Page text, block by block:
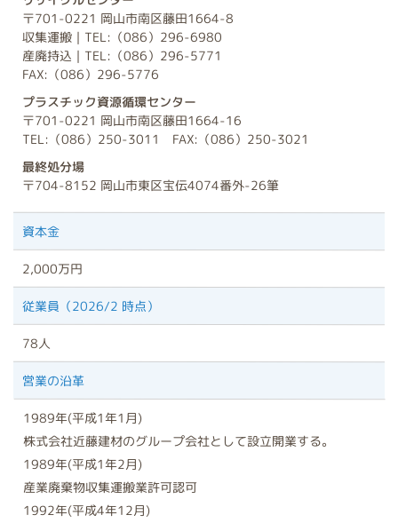
〒701-0221 岡山市南区藤田1664-8
収集運搬｜TEL:（086）296-6980
産廃持込｜TEL:（086）296-5771
FAX:（086）296-5776
プラスチック資源循環センター
〒701-0221 岡山市南区藤田1664-16
TEL:（086）250-3011 FAX:（086）250-3021
最終処分場
〒704-8152 岡山市東区宝伝4074番外-26筆
資本金
2,000万円
従業員（2026/2 時点）
78人
営業の沿革
1989年(平成1年1月)
株式会社近藤建材のグループ会社として設立開業する。
1989年(平成1年2月)
産業廃棄物収集運搬業許可認可
1992年(平成4年12月)